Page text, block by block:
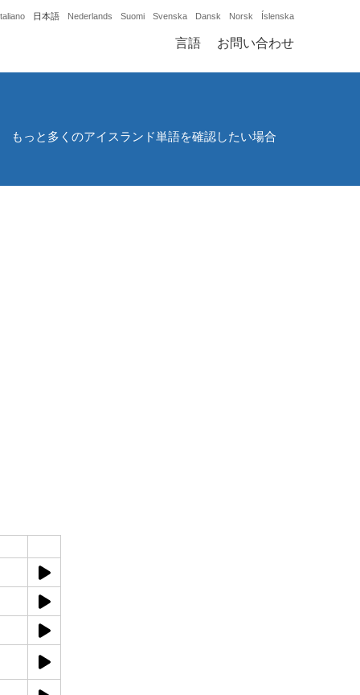
日本語 Nederlands Suomi Svenska Dansk Norsk Íslenska
言語 お問い合わせ
もっと多くのアイスランド単語を確認したい場合